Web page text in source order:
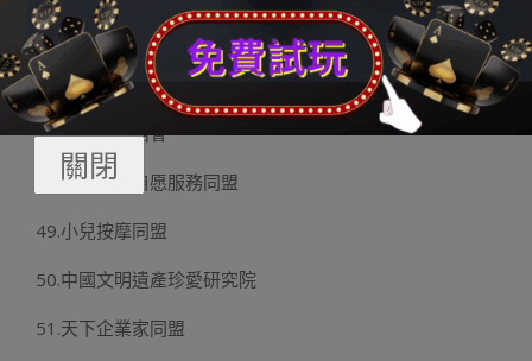
45.中國攝生養老財產投資生長增進會
46.天下第三方教導評估機構聯誼會
47.電車人團結會
48.北京企業自愿服務同盟
49.小兒按摩同盟
50.中國文明遺產珍愛研究院
51.天下企業家同盟
關閉